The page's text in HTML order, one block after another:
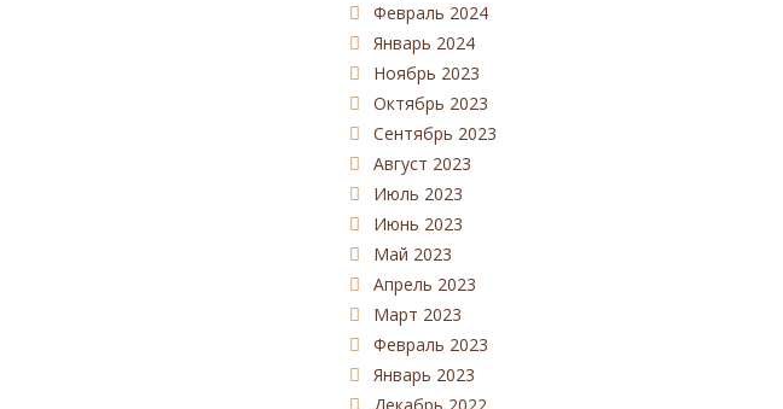
Февраль 2024
Январь 2024
Ноябрь 2023
Октябрь 2023
Сентябрь 2023
Август 2023
Июль 2023
Июнь 2023
Май 2023
Апрель 2023
Март 2023
Февраль 2023
Январь 2023